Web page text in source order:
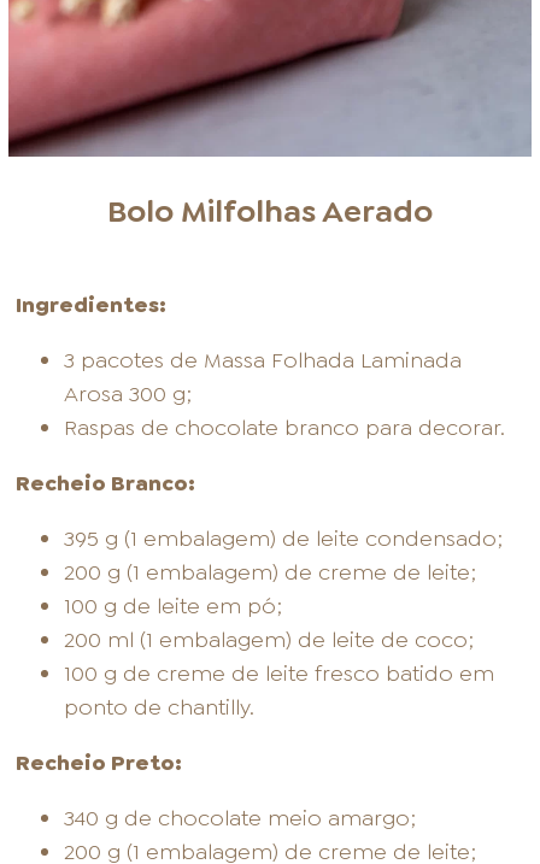
Bolo Milfolhas Aerado
Ingredientes:
3 pacotes de Massa Folhada Laminada
Arosa 300 g;
Raspas de chocolate branco para decorar.
Recheio Branco:
395 g (1 embalagem) de leite condensado;
200 g (1 embalagem) de creme de leite;
100 g de leite em pó;
200 ml (1 embalagem) de leite de coco;
100 g de creme de leite fresco batido em
ponto de chantilly.
Recheio Preto:
340 g de chocolate meio amargo;
200 g (1 embalagem) de creme de leite;